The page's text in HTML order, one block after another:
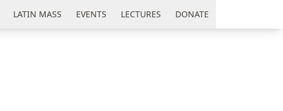
LATIN MASS EVENTS LECTURES DONATE